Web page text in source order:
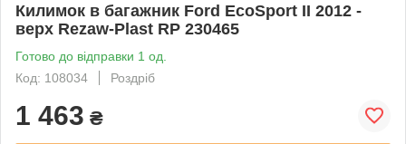
Килимок в багажник Ford EcoSport II 2012 -
верх Rezaw-Plast RP 230465
Готово до відправки 1 од.
Код: 108034
Роздріб
1 463 ₴